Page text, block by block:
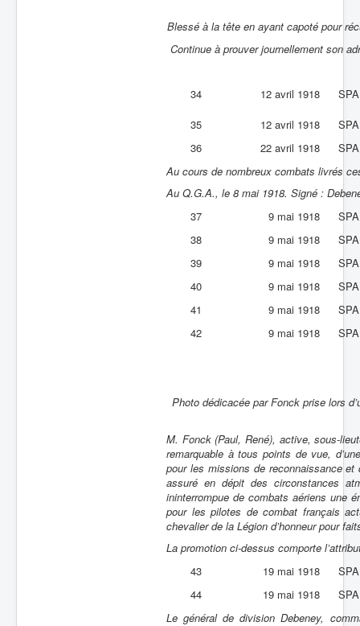
Blessé à la tête en ayant capoté pour
Continue à prouver journellement son
34 12 avril 1918
35
12 avril 1918
36
22 avril 1918
Au cours de nombreux combats livrés
Au Q.G.A., le 8 mai 1918. Signé :
37
9 mai 1918
38
9 mai 1918
39
9 mai 1918
40
9 mai 1918
41
9 mai 1918
42
9 mai 1918
Photo dédicacée par Fonck prise lors
M. Fonck (Paul, René), active, sous-
remarquable à tous points de vue,
pour les missions de reconnaissance
assuré en dépit des circonstances
ininterrompue de combats aériens une
pour les pilotes de combat français
chevalier de la Légion d’honneur pour
La promotion ci-dessus comporte
43
19 mai 1918
44
19 mai 1918
Le général de division Debeney,